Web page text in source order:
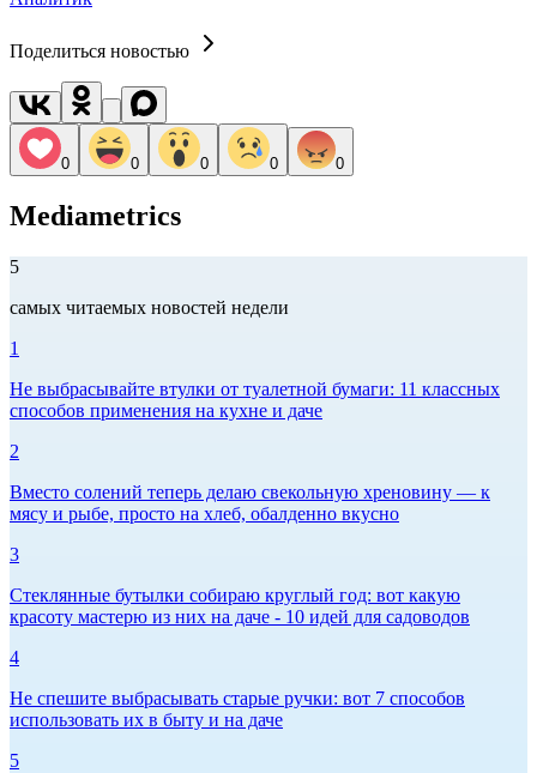
Поделиться новостью
0 0 0 0 0
Mediametrics
5
самых читаемых новостей недели
1
Не выбрасывайте втулки от туалетной бумаги: 11 классных
способов применения на кухне и даче
2
Вместо солений теперь делаю свекольную хреновину — к
мясу и рыбе, просто на хлеб, обалденно вкусно
3
Стеклянные бутылки собираю круглый год: вот какую
красоту мастерю из них на даче - 10 идей для садоводов
4
Не спешите выбрасывать старые ручки: вот 7 способов
использовать их в быту и на даче
5